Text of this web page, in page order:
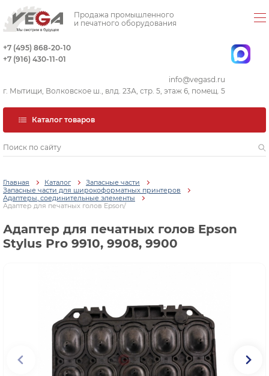
Продажа промышленного
и печатного оборудования
+7 (495) 868-20-10
+7 (916) 430-11-01
info@vegasd.ru
г. Мытищи, Волковское ш., влд. 23А, стр. 5, этаж 6, помещ. 5
Каталог товаров
Главная Каталог
Запасные части
Запасные части для широкоформатных принтеров
Адаптеры, соединительные элементы
Адаптер для печатных голов Epson/
Адаптер для печатных голов Epson
Stylus Pro 9910, 9908, 9900